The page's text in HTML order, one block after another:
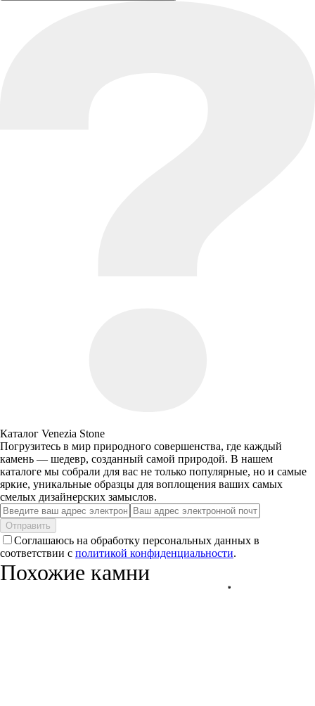
Каталог Venezia Stone
Погрузитесь в мир природного совершенства, где каждый
камень — шедевр, созданный самой природой. В нашем
каталоге мы собрали для вас не только популярные, но и самые
яркие, уникальные образцы для воплощения ваших самых
смелых дизайнерских замыслов.
Отправить
Соглашаюсь на обработку персональных данных в
соответствии с политикой конфиденциальности.
Похожие камни